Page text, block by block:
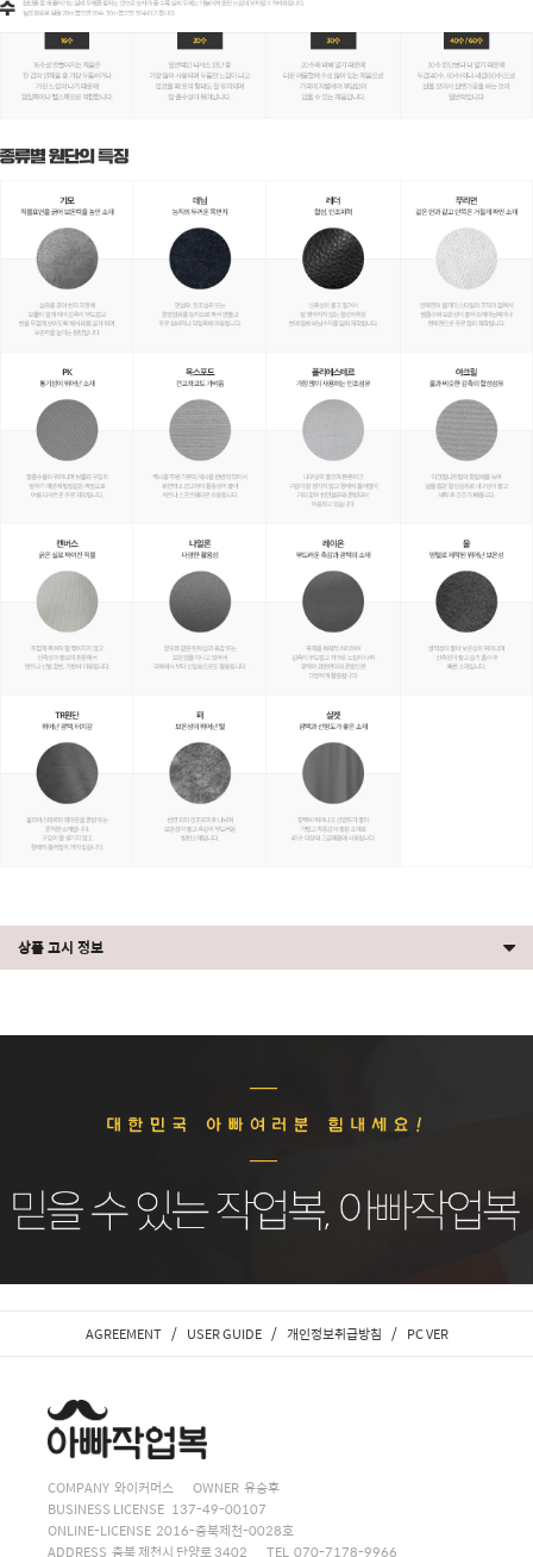
상품 고시 정보
AGREEMENT / USER GUIDE / 개인정보취급방침 / PC VER
COMPANY 와이커머스
OWNER 유승후
BUSINESS LICENSE 137-49-00107
ONLINE-LICENSE 2016-충북제천-0028호
ADDRESS 충북 제천시 단양로 3402
TEL 070-7178-9966